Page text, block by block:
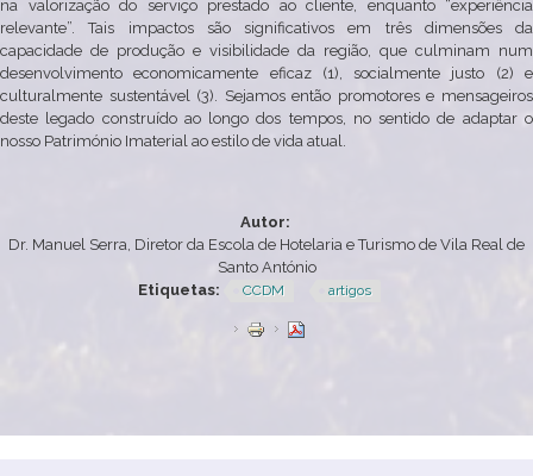
na valorização do serviço prestado ao cliente, enquanto “experiência
relevante”. Tais impactos são significativos em três dimensões da
capacidade de produção e visibilidade da região, que culminam num
desenvolvimento economicamente eficaz (1), socialmente justo (2) e
culturalmente sustentável (3). Sejamos então promotores e mensageiros
deste legado construído ao longo dos tempos, no sentido de adaptar o
nosso Património Imaterial ao estilo de vida atual.
Autor:
Dr. Manuel Serra, Diretor da Escola de Hotelaria e Turismo de Vila Real de
Santo António
Etiquetas:
CCDM artigos